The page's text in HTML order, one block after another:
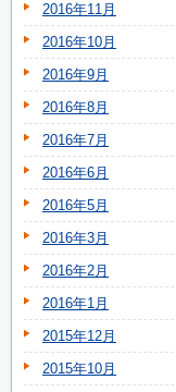
2016年11月
2016年10月
2016年9月
2016年8月
2016年7月
2016年6月
2016年5月
2016年3月
2016年2月
2016年1月
2015年12月
2015年10月